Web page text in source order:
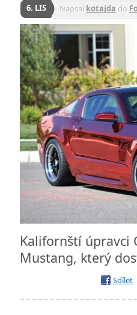
6. LIS Napsal kotajda do
Kalifornští úpravci
Mustang, který
Sdílet